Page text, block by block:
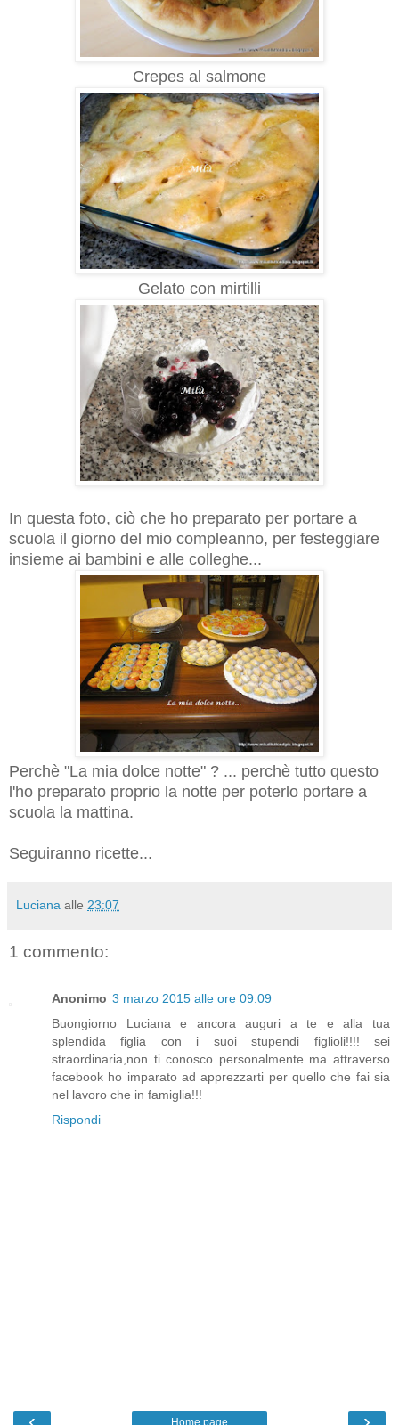
Crepes al salmone
Gelato con mirtilli
In questa foto, ciò che ho preparato per portare a
scuola il giorno del mio compleanno, per festeggiare
insieme ai bambini e alle colleghe...
Perchè "La mia dolce notte" ? ... perchè tutto questo
l'ho preparato proprio la notte per poterlo portare a
scuola la mattina.
Seguiranno ricette...
Luciana alle 23:07
1 commento:
Anonimo 3 marzo 2015 alle ore 09:09
Buongiorno Luciana e ancora auguri a te e alla tua
splendida figlia con i suoi stupendi figlioli!!!! sei
straordinaria,non ti conosco personalmente ma attraverso
facebook ho imparato ad apprezzarti per quello che fai sia
nel lavoro che in famiglia!!!
Rispondi